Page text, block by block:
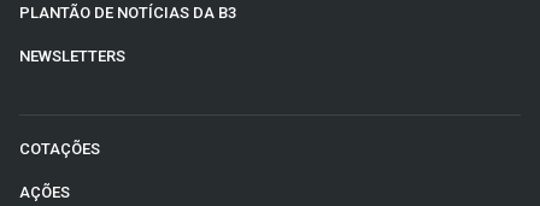
PLANTÃO DE NOTÍCIAS DA B3
NEWSLETTERS
COTAÇÕES
AÇÕES